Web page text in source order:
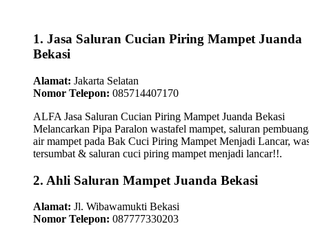
1. Jasa Saluran Cucian Piring Mampet Juanda
Bekasi
Alamat: Jakarta Selatan
Nomor Telepon: 085714407170
ALFA Jasa Saluran Cucian Piring Mampet Juanda Bekasi
Melancarkan Pipa Paralon wastafel mampet, saluran
air mampet pada Bak Cuci Piring Mampet Menjadi Lancar,
tersumbat & saluran cuci piring mampet menjadi lancar!!.
2. Ahli Saluran Mampet Juanda Bekasi
Alamat: Jl. Wibawamukti Bekasi
Nomor Telepon: 087777330203